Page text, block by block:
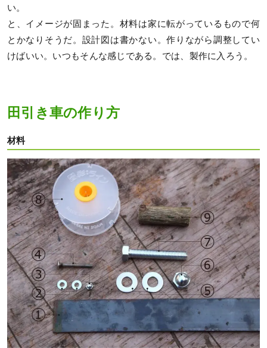
い。
と、イメージが固まった。材料は家に転がっているもので何
とかなりそうだ。設計図は書かない。作りながら調整してい
けばいい。いつもそんな感じである。では、製作に入ろう。
田引き車の作り方
材料